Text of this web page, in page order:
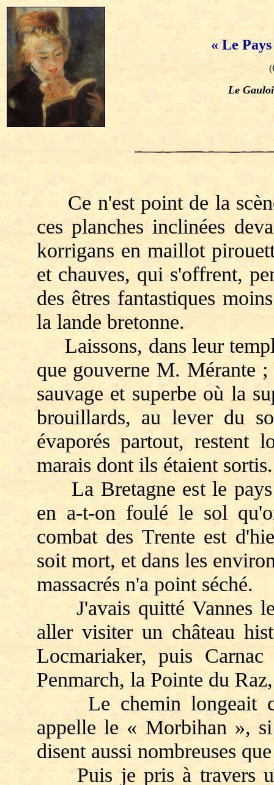
« Le
Le
Ce n'est point de la
ces planches inclinées
korrigans en maillot
et chauves, qui s'offrent,
des êtres fantastiques
la lande bretonne.
Laissons, dans leur
que gouverne M. Mérante
sauvage et superbe où la
brouillards, au lever du
évaporés partout, restent
marais dont ils étaient sortis.
La Bretagne est le pays
en a-t-on foulé le sol
combat des Trente est
soit mort, et dans les
massacrés n'a point séché.
J'avais quitté Vannes le
aller visiter un château
Locmariaker, puis
Penmarch, la Pointe du
Le chemin longeait
appelle le « Morbihan »,
disent aussi nombreuses
Puis je pris à travers